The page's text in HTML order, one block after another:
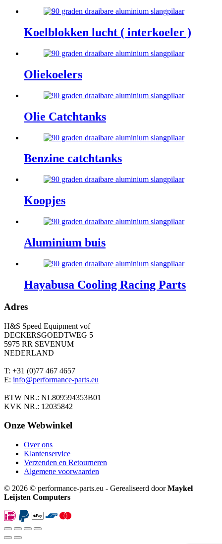
Koelblokken lucht ( interkoeler )
Oliekoelers
Olie Catchtanks
Benzine catchtanks
Koopjes
Aluminium buis
Hayabusa Cooling Racing Parts
Adres
H&S Speed Equipment vof
DECKERSGOEDTWEG 5
5975 RR SEVENUM
NEDERLAND
T: +31 (0)77 467 4657
E: info@performance-parts.eu
BTW NR.: NL809594353B01
KVK NR.: 12035842
Onze Webwinkel
Over ons
Klantenservice
Verzenden en Retourneren
Algemene voorwaarden
© 2026 © performance-parts.eu - Gerealiseerd doorMaykel
Leijsten Computers